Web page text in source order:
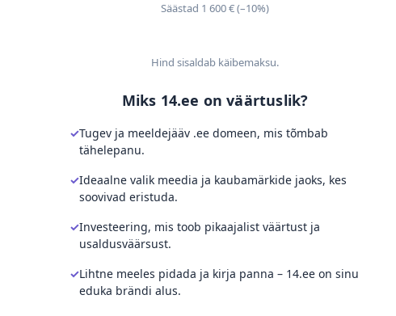
Säästad 1 600 € (–10%)
Hind sisaldab käibemaksu.
Miks 14.ee on väärtuslik?
Tugev ja meeldejääv .ee domeen, mis tõmbab
tähelepanu.
Ideaalne valik meedia ja kaubamärkide jaoks, kes
soovivad eristuda.
Investeering, mis toob pikaajalist väärtust ja
usaldusväärsust.
Lihtne meeles pidada ja kirja panna – 14.ee on sinu
eduka brändi alus.